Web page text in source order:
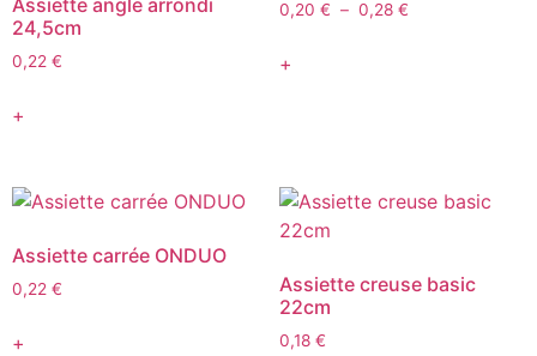
Assiette angle arrondi
24,5cm
0,22 €
+
0,20 € – 0,28 €
+
Assiette carrée ONDUO
0,22 €
+
Assiette creuse basic
22cm
0,18 €